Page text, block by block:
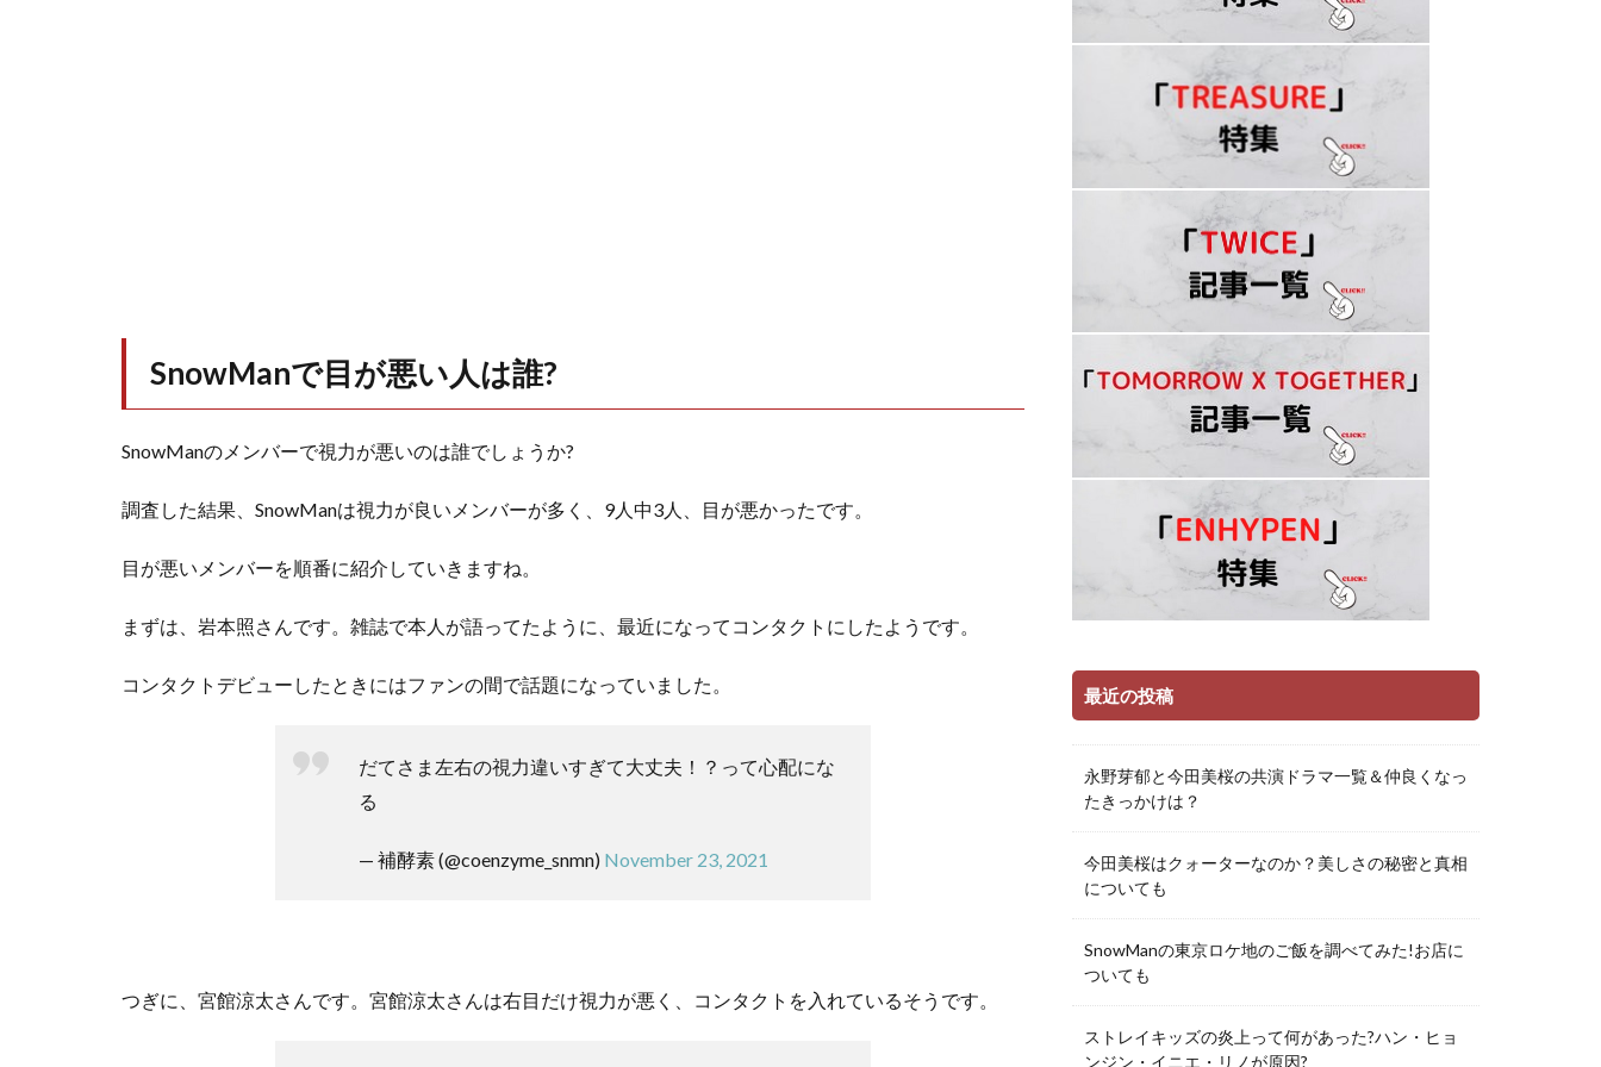
SnowManで目が悪い人は誰?
SnowManのメンバーで視力が悪いのは誰でしょうか?
調査した結果、SnowManは視力が良いメンバーが多く、9人中3人、目が悪かったです。
目が悪いメンバーを順番に紹介していきますね。
まずは、岩本照さんです。雑誌で本人が語ってたように、最近になってコンタクトにしたようです。
コンタクトデビューしたときにはファンの間で話題になっていました。
だてさま左右の視力違いすぎて大丈夫！？って心配にな
る
— 補酵素 (@coenzyme_snmn) November 23, 2021
つぎに、宮館涼太さんです。宮館涼太さんは右目だけ視力が悪く、コンタクトを入れているそうです。
最近の投稿
永野芽郁と今田美桜の共演ドラマ一覧＆仲良くなっ
たきっかけは？
今田美桜はクォーターなのか？美しさの秘密と真相
についても
SnowManの東京ロケ地のご飯を調べてみた!お店に
ついても
ストレイキッズの炎上って何があった?ハン・ヒョ
ンジン・イニエ・リノが原因?